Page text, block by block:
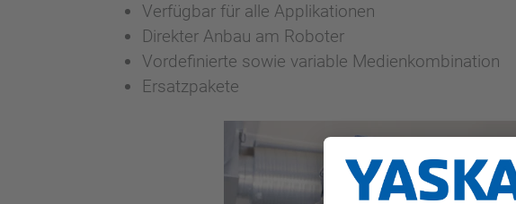
Verfügbar für alle Applikationen
Direkter Anbau am Roboter
Vordefinierte sowie variable Medienkombination
Ersatzpakete